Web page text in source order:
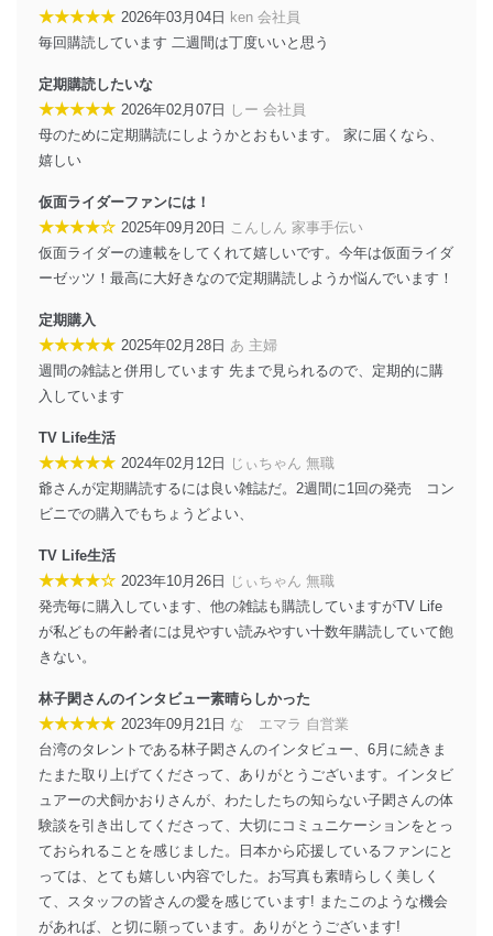
個人情報は、同意を得ずに目的外利用、第三者への提
供・開示は行いません。当社においてはこれらの取り組
みを確実にするため、従業者等の教育を徹底してまいり
措置を講じます。
法令遵守
当社は、個人情報に関連する法令、国が定める指針及び
に、これらの法令及びその他の規範を常に適合させま
す。
個人情報の安全管理措置
当社は、個人情報の正確性及び安全性を確保するため
に、下記セキュリティ対策をはじめとする安全対策を実
施し、個人情報の漏えい、滅失またはき損の防止及び是
正に努めます。
アクセス制御
個人データを取り扱うことのできる機器及び当該
機器を取り扱う従業者を明確化し、 個人データへ
の不要なアクセスを防止しています。
アクセス者の識別と認証
ーザーアカウント制御）により、個人情報データ
ベース等を取り扱う情報システムを使用する従業
外部からの不正アクセス等の防止
個人データを取り扱う機器等にセキュリティ対策
ソフトウェア等を導入し、自動更新 機能等の活用
により、これを最新状態としています。
情報システムの使用に伴う漏洩等の防止
メール等により個人データの含まれるファイルを
送信する場合に、当該ファイルへのパスワードを
設定しています。
個人情報保護マネジメントシステムの継続的改善
当社は、内部監査及びマネジメントレビューの機会を通
★★★★★ 2026年03月04日 ken 会社員
毎回購読しています 二週間は丁度いいと思う
定期購読したいな
★★★★★ 2026年02月07日
しー 会社員
母のために定期購読にしようかとおもいます。 家に届くなら、
嬉しい
仮面ライダーファンには！
★★★★☆ 2025年09月20日 こんしん 家事手伝い
仮面ライダーの連載をしてくれて嬉しいです。今年は仮面ライダ
ーゼッツ！最高に大好きなので定期購読しようか悩んでいます！
定期購入
★★★★★ 2025年02月28日 あ 主婦
週間の雑誌と併用しています 先まで見られるので、定期的に購
入しています
TV Life生活
★★★★★ 2024年02月12日
じぃちゃん 無職
爺さんが定期購読するには良い雑誌だ。2週間に1回の発売 コン
ビニでの購入でもちょうどよい、
TV Life生活
★★★★☆ 2023年10月26日
じぃちゃん 無職
発売毎に購入しています、他の雑誌も購読していますがTV Life
が私どもの年齢者には見やすい読みやすい十数年購読していて飽
きない。
林子閎さんのインタビュー素晴らしかった
★★★★★ 2023年09月21日 な゙エマラ 自営業
台湾のタレントである林子閎さんのインタビュー、6月に続きま
たまた取り上げてくださって、ありがとうございます。インタビ
ュアーの犬飼かおりさんが、わたしたちの知らない子閎さんの体
験談を引き出してくださって、大切にコミュニケーションをとっ
ておられることを感じました。日本から応援しているファンにと
っては、とても嬉しい内容でした。お写真も素晴らしく美しく
て、スタッフの皆さんの愛を感じています! またこのような機会
があれば、と切に願っています。ありがとうございます!